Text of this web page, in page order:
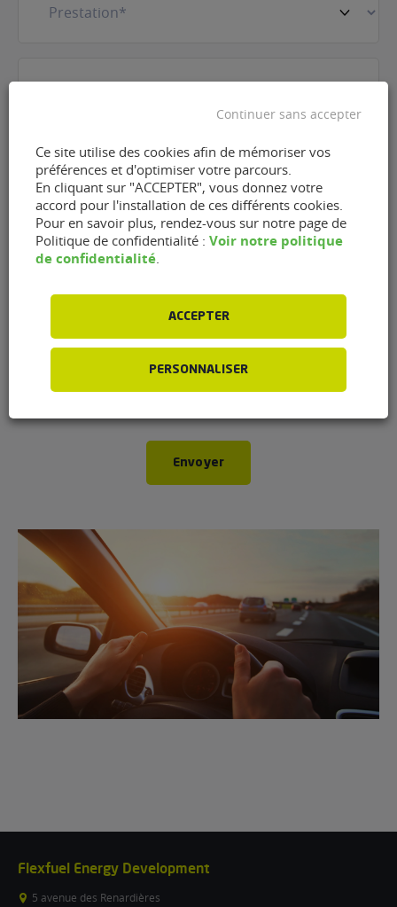
mail(Nécessaire)
Téléphone (Nécessaire)
RGPDJ'accepte que FlexFuel Energy Development
collecte et utilise les données personnelles
renseignées dans le cadre de la demande
peut en découler en accord avec lapolitique de
dont j'ai pris connaissance.
Envoyer
Flexfuel Energy Development
5 avenue des Renardières
Ce site utilise des cookies afin de mémoriser vos
préférences et d'optimiser votre parcours.
En cliquant sur "ACCEPTER", vous donnez votre
accord pour l'installation de ces différents cookies.
Pour en savoir plus, rendez-vous sur notre page de
Politique de confidentialité : Voir notre politique
de confidentialité
ACCEPTER
PERSONNALISER
Continuer sans accepter